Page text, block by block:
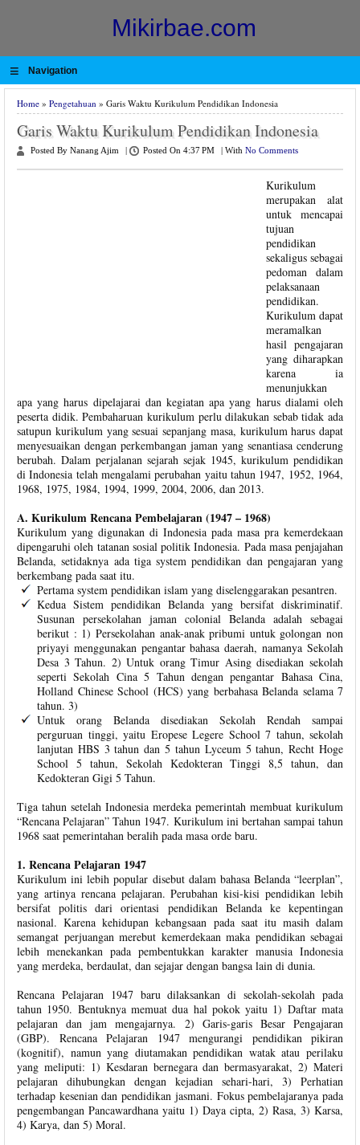
Mikirbae.com
≡ Navigation
Home » Pengetahuan » Garis Waktu Kurikulum Pendidikan Indonesia
Garis Waktu Kurikulum Pendidikan Indonesia
Posted By Nanang Ajim Posted On 4:37 PM With No Comments
Kurikulum
merupakan alat
untuk mencapai
tujuan
pendidikan
sekaligus sebagai
pedoman dalam
pelaksanaan
pendidikan.
Kurikulum dapat
meramalkan
hasil pengajaran
yang diharapkan
karena ia
menunjukkan
apa yang harus dipelajarai dan kegiatan apa yang harus dialami oleh
peserta didik. Pembaharuan kurikulum perlu dilakukan sebab tidak ada
satupun kurikulum yang sesuai sepanjang masa, kurikulum harus dapat
menyesuaikan dengan perkembangan jaman yang senantiasa cenderung
berubah. Dalam perjalanan sejarah sejak 1945, kurikulum pendidikan
di Indonesia telah mengalami perubahan yaitu tahun 1947, 1952, 1964,
1968, 1975, 1984, 1994, 1999, 2004, 2006, dan 2013.
A. Kurikulum Rencana Pembelajaran (1947 – 1968)
Kurikulum yang digunakan di Indonesia pada masa pra kemerdekaan
dipengaruhi oleh tatanan sosial politik Indonesia. Pada masa penjajahan
Belanda, setidaknya ada tiga system pendidikan dan pengajaran yang
berkembang pada saat itu.
Pertama system pendidikan islam yang diselenggarakan pesantren.
Kedua Sistem pendidikan Belanda yang bersifat diskriminatif.
Susunan persekolahan jaman colonial Belanda adalah sebagai
berikut : 1) Persekolahan anak-anak pribumi untuk golongan non
priyayi menggunakan pengantar bahasa daerah, namanya Sekolah
Desa 3 Tahun. 2) Untuk orang Timur Asing disediakan sekolah
seperti Sekolah Cina 5 Tahun dengan pengantar Bahasa Cina,
Holland Chinese School (HCS) yang berbahasa Belanda selama 7
tahun. 3)
Untuk orang Belanda disediakan Sekolah Rendah sampai
perguruan tinggi, yaitu Eropese Legere School 7 tahun, sekolah
lanjutan HBS 3 tahun dan 5 tahun Lyceum 5 tahun, Recht Hoge
School 5 tahun, Sekolah Kedokteran Tinggi 8,5 tahun, dan
Kedokteran Gigi 5 Tahun.
Tiga tahun setelah Indonesia merdeka pemerintah membuat kurikulum
“Rencana Pelajaran” Tahun 1947. Kurikulum ini bertahan sampai tahun
1968 saat pemerintahan beralih pada masa orde baru.
1. Rencana Pelajaran 1947
Kurikulum ini lebih popular disebut dalam bahasa Belanda “leerplan”,
yang artinya rencana pelajaran. Perubahan kisi-kisi pendidikan lebih
bersifat politis dari orientasi pendidikan Belanda ke kepentingan
nasional. Karena kehidupan kebangsaan pada saat itu masih dalam
semangat perjuangan merebut kemerdekaan maka pendidikan sebagai
lebih menekankan pada pembentukkan karakter manusia Indonesia
yang merdeka, berdaulat, dan sejajar dengan bangsa lain di dunia.
Rencana Pelajaran 1947 baru dilaksankan di sekolah-sekolah pada
tahun 1950. Bentuknya memuat dua hal pokok yaitu 1) Daftar mata
pelajaran dan jam mengajarnya. 2) Garis-garis Besar Pengajaran
(GBP). Rencana Pelajaran 1947 mengurangi pendidikan pikiran
(kognitif), namun yang diutamakan pendidikan watak atau perilaku
yang meliputi: 1) Kesdaran bernegara dan bermasyarakat, 2) Materi
pelajaran dihubungkan dengan kejadian sehari-hari, 3) Perhatian
terhadap kesenian dan pendidikan jasmani. Fokus pembelajaranya pada
pengembangan Pancawardhana yaitu 1) Daya cipta, 2) Rasa, 3) Karsa,
4) Karya, dan 5) Moral.